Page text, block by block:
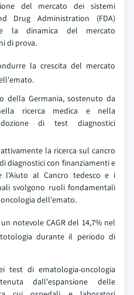
del mercato dei sistemi
Drug Administration (FDA)
la dinamica del mercato
di prova.
la crescita del mercato
della Germania, sostenuto da
ricerca medica e nella
di test diagnostici
la ricerca sul cancro
diagnostici con finanziamenti e
l'Aiuto al Cancro tedesco e i
svolgono ruoli fondamentali
dell'emato.
notevole CAGR del 14,7% nel
durante il periodo di
test di ematologia-oncologia
dall'espansione delle